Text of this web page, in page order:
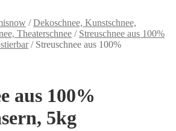
/Dekoschnee, Kunstschnee,
Theaterschnee / Streuschnee aus 100%
/ Streuschnee aus 100%
aus 100%
5kg